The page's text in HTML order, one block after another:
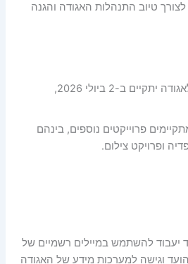
טיוב התנהלות האגודה והגנה
האירוע לציון 30 שנה לאגודה יתקיים ב-2 ביולי 2026,
פרוייקטים נוספים, בינהם
ופרויקט צילום.
יעבוד להשתמש במיילים רשמיים של
וגישה למערכות מידע של האגודה